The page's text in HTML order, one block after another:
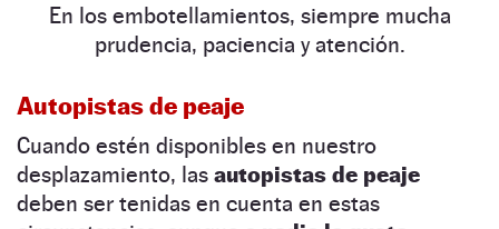
En los embotellamientos, siempre mucha
prudencia, paciencia y atención.
Autopistas de peaje
Cuando estén disponibles en nuestro
desplazamiento, las autopistas de peaje
deben ser tenidas en cuenta en estas